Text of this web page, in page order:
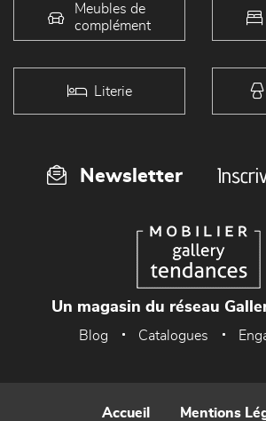
Meubles de
complément
Literie
Newsletter
Un magasin du réseau
Blog Catalogues
Accueil Mentions